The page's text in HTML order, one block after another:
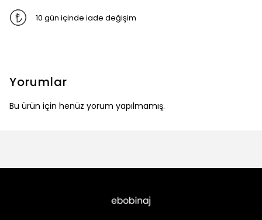
10 gün içinde iade değişim
Yorumlar
Bu ürün için henüz yorum yapılmamış.